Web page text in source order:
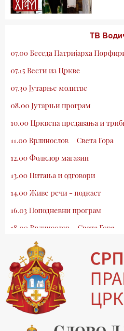
ТВ
07.00 Беседа Патријарха
07.15 Вести из Цркве
07.30 Јутарње молитве
08.00 Јутарњи програм
10.00 Црквена предавања и
11.00 Врлинослов – Света Гора
12.00 Фолклор магазин
13.00 Питања и одговори
14.00 Живе речи - подкаст
16.03 Поподневни програм
18.00 Врлинослов – Света Гора
19.03 Атлас памћења
19.30 Вечерње молитве
20.00 Вести из Цркве
20.15 Реч архијереја
20.30 Млади у Цркви